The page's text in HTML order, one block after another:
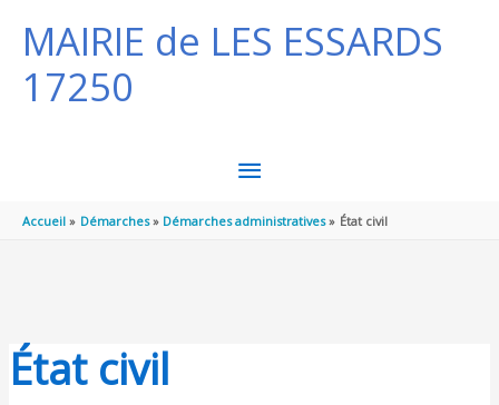
MAIRIE de LES ESSARDS
17250
MENU
PRINCIPAL
Accueil Démarches Démarches administratives État civil
État civil